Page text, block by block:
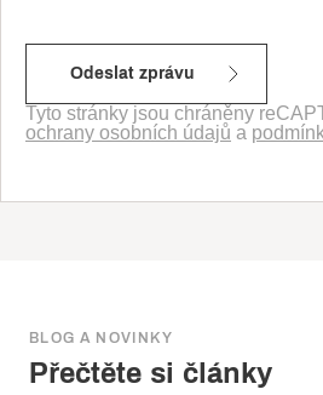
Tyto stránky jsou chráněny
ochrany osobních údajů a
BLOG A NOVINKY
Přečtěte si články